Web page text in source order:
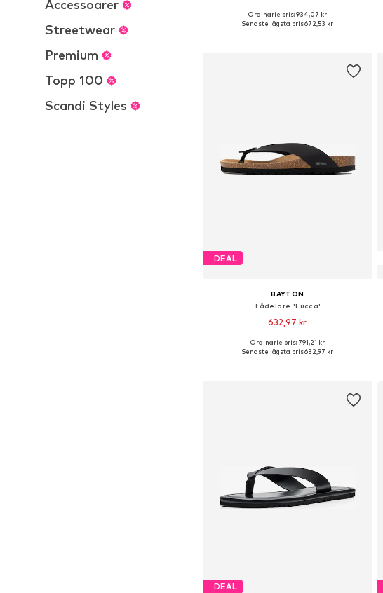
Accessoarer
Streetwear
Premium
Topp 100
Scandi Styles
Tillgänglig i många storlekar
Ordinarie pris: 934,07 kr
Senaste lägsta pris:672,53 kr
DEAL
BAYTON
Tådelare 'Lucca'
632,97 kr
+2
Tillgänglig i många storlekar
Ordinarie pris: 791,21 kr
Senaste lägsta pris:632,97 kr
DEAL